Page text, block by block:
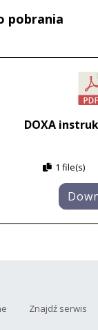
pobrania
DOXA
1 file(s)
Znajdź serwis